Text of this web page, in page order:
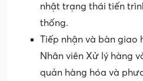
nhật trạng thái tiến
thống.
Tiếp nhận và bàn giao
Nhân viên Xử lý hàng
quản hàng hóa và